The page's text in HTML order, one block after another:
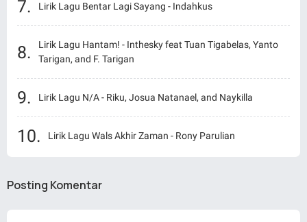
Lirik Lagu Bentar Lagi Sayang - Indahkus
Lirik Lagu Hantam! - Inthesky feat Tuan Tigabelas, Yanto
Tarigan, and F. Tarigan
Lirik Lagu N/A - Riku, Josua Natanael, and Naykilla
Lirik Lagu Wals Akhir Zaman - Rony Parulian
Posting Komentar